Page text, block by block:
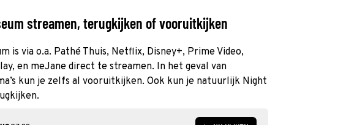
streamen, terugkijken of vooruitkijken
is via o.a. Pathé Thuis, Netflix, Disney+, Prime Video,
en meJane direct te streamen. In het geval van
kun je zelfs al vooruitkijken. Ook kun je natuurlijk Night